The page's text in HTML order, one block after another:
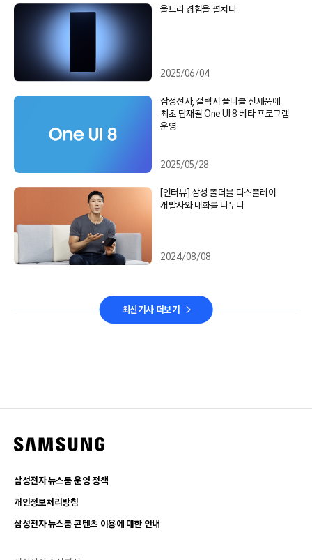
울트라 경험을 펼치다
2025/06/04
삼성전자, 갤럭시 폴더블 신제품에
최초 탑재될 One UI 8 베타 프로그램
운영
2025/05/28
[인터뷰] 삼성 폴더블 디스플레이
개발자와 대화를 나누다
2024/08/08
최신기사 더보기
삼성전자 뉴스룸 운영 정책
개인정보처리방침
삼성전자 뉴스룸 콘텐츠 이용에 대한 안내